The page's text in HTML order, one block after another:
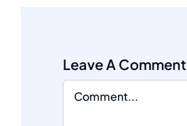
Leave A Comment
Comment